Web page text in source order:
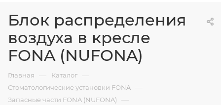
Блок распределения
воздуха в кресле
FONA (NUFONA)
Главная — Каталог —
Стоматологические установки FONA —
Запасные части FONA (NUFONA) —